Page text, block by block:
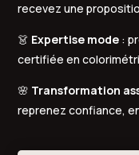
recevez une
👗 Expertise mode :
certifiée en
🌸 Transformation
reprenez confiance,